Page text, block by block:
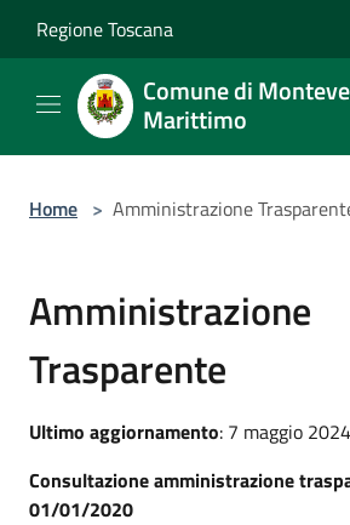
Regione Toscana
Comune di
Marittimo
Home > Amministrazione
Amministrazione
Trasparente
Ultimo aggiornamento: 7 maggio
Consultazione amministrazione
01/01/2020